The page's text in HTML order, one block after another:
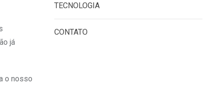
já
o nosso
TECNOLOGIA
CONTATO